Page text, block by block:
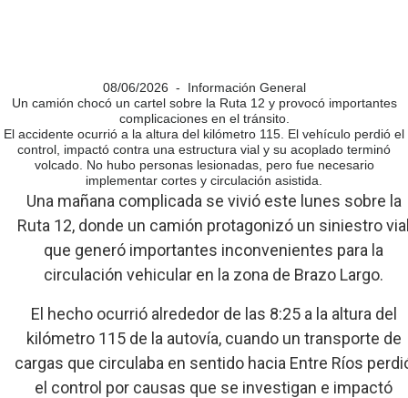
08/06/2026 - Información General
Un camión chocó un cartel sobre la Ruta 12 y provocó importantes
complicaciones en el tránsito.
El accidente ocurrió a la altura del kilómetro 115. El vehículo perdió el
control, impactó contra una estructura vial y su acoplado terminó
volcado. No hubo personas lesionadas, pero fue necesario
implementar cortes y circulación asistida.
Una mañana complicada se vivió este lunes sobre la
Ruta 12, donde un camión protagonizó un siniestro
que generó importantes inconvenientes para la
circulación vehicular en la zona de Brazo Largo.
El hecho ocurrió alrededor de las 8:25 a la altura del
kilómetro 115 de la autovía, cuando un transporte de
cargas que circulaba en sentido hacia Entre Ríos
el control por causas que se investigan e impactó